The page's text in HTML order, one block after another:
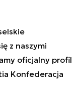
z naszymi
oficjalny profil
Konfederacja